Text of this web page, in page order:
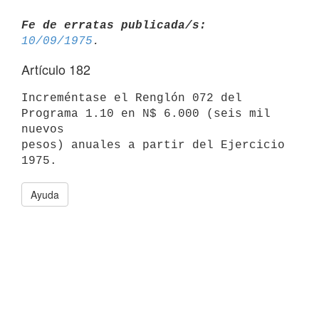
Fe de erratas publicada/s:
10/09/1975
Artículo 182
Increméntase el Renglón 072 del
Programa 1.10 en N$ 6.000 (seis mil
nuevos
pesos) anuales a partir del Ejercicio
Ayuda